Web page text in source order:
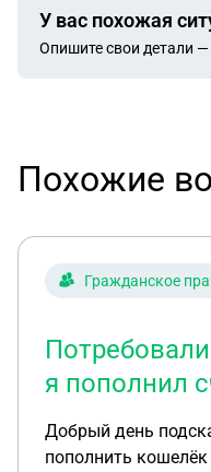
У вас похожая
Опишите свои детали
Похожие
Гражданское
я пополнил
Добрый день
пополнить